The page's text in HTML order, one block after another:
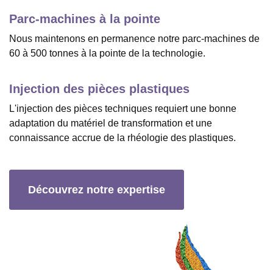
Notre process de fabrication:
L'injection plastique
pièces de quelques grammes à 2.500 g.
Parc-machines à la pointe
Nous maintenons en permanence notre parc-machines de
60 à 500 tonnes à la pointe de la technologie.
Injection des pièces plastiques
L'injection des pièces techniques requiert une bonne
adaptation du matériel de transformation et une
connaissance accrue de la rhéologie des plastiques.
Découvrez notre expertise